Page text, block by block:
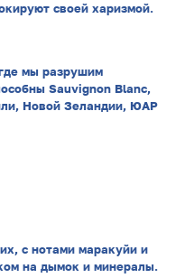
своей харизмой.
мы разрушим
Sauvignon Blanc,
Новой Зеландии, ЮАР
с нотами маракуйи и
на дымок и минералы.